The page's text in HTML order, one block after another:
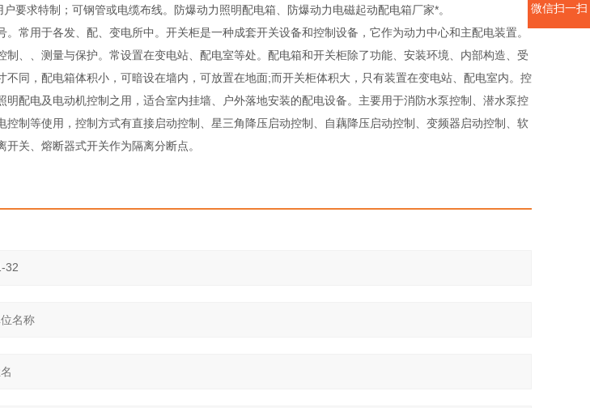
要求特制；可钢管或电缆布线。防爆动力照明配电箱、防爆动力电磁起动配电箱厂家*。
。常用于各发、配、变电所中。开关柜是一种成套开关设备和控制设备，它作为动力中心和主配电装置。
制、、测量与保护。常设置在变电站、配电室等处。配电箱和开关柜除了功能、安装环境、内部构造、受
不同，配电箱体积小，可暗设在墙内，可放置在地面;而开关柜体积大，只有装置在变电站、配电室内。控
明配电及电动机控制之用，适合室内挂墙、户外落地安装的配电设备。主要用于消防水泵控制、潜水泵控
控制等使用，控制方式有直接启动控制、星三角降压启动控制、自藕降压启动控制、变频器启动控制、软
关、熔断器式开关作为隔离分断点。
微信扫一扫